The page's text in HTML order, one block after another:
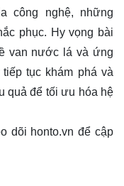
công nghệ, những
phục. Hy vọng bài
van nước lá và ứng
tục khám phá và
quả để tối ưu hóa hệ
dõi honto.vn để cập